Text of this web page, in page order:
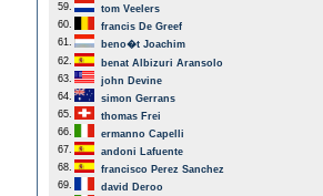
59.
tom Veelers
60.
francis De Greef
61.
beno�t Joachim
62.
benat Albizuri Aransolo
63.
john Devine
64.
simon Gerrans
65.
thomas Frei
66.
ermanno Capelli
67.
andoni Lafuente
68.
francisco Perez Sanchez
69.
david Deroo